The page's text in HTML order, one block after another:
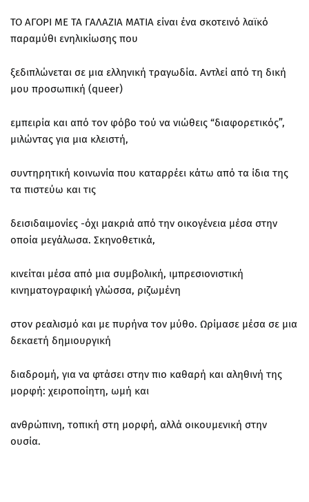
ΤΟ ΑΓΟΡΙ ΜΕ ΤΑ ΓΑΛΑΖΙΑ ΜΑΤΙΑ είναι ένα σκοτεινό λαϊκό
παραμύθι ενηλικίωσης που
ξεδιπλώνεται σε μια ελληνική τραγωδία. Αντλεί από τη δική
μου προσωπική (queer)
εμπειρία και από τον φόβο τού να νιώθεις “διαφορετικός”,
μιλώντας για μια κλειστή,
συντηρητική κοινωνία που καταρρέει κάτω από τα ίδια της
τα πιστεύω και τις
δεισιδαιμονίες -όχι μακριά από την οικογένεια μέσα στην
οποία μεγάλωσα. Σκηνοθετικά,
κινείται μέσα από μια συμβολική, ιμπρεσιονιστική
κινηματογραφική γλώσσα, ριζωμένη
στον ρεαλισμό και με πυρήνα τον μύθο. Ωρίμασε μέσα σε μια
δεκαετή δημιουργική
διαδρομή, για να φτάσει στην πιο καθαρή και αληθινή της
μορφή: χειροποίητη, ωμή και
ανθρώπινη, τοπική στη μορφή, αλλά οικουμενική στην
ουσία.